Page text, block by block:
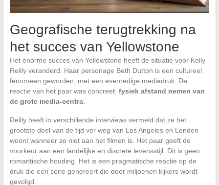
Geografische terugtrekking na
het succes van Yellowstone
Het enorme succes van Yellowstone heeft de situatie voor Kelly
Reilly veranderd. Haar personage Beth Dutton is een cultureel
fenomeen geworden, met een evenredige mediadruk. De
reactie van het paar was concreet: fysiek afstand nemen van
de grote media-centra.
Reilly heeft in verschillende interviews vermeld dat ze het
grootste deel van de tijd ver weg van Los Angeles en Londen
woont wanneer ze niet aan het filmen is. Het paar geeft de
voorkeur aan een landelijke en discrete levensstijl. Dit is geen
romantische houding. Het is een pragmatische reactie op de
druk die een serie genereert die door miljoenen kijkers wordt
gevolgd.